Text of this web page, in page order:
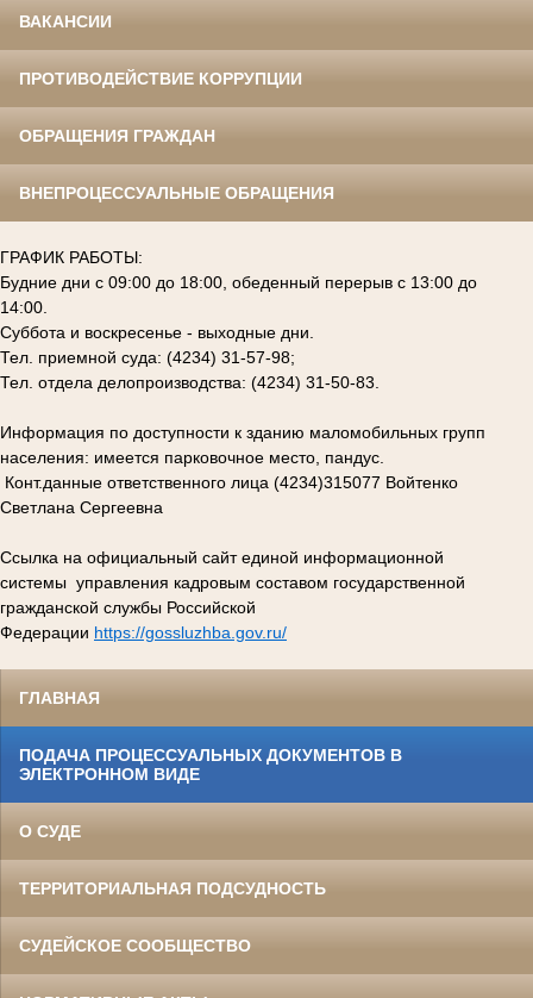
ВАКАНСИИ
ПРОТИВОДЕЙСТВИЕ КОРРУПЦИИ
ОБРАЩЕНИЯ ГРАЖДАН
ВНЕПРОЦЕССУАЛЬНЫЕ ОБРАЩЕНИЯ
ГРАФИК РАБОТЫ:
Будние дни с 09:00 до 18:00, обеденный перерыв с 13:00 до
14:00.
Суббота и воскресенье - выходные дни.
Тел. приемной суда: (4234) 31-57-98;
Тел. отдела делопроизводства: (4234) 31-50-83.
Информация по доступности к зданию маломобильных групп
населения: имеется парковочное место, пандус.
Конт.данные ответственного лица (4234)315077 Войтенко
Светлана Сергеевна
Ссылка на официальный сайт единой информационной
системы управления кадровым составом государственной
гражданской службы Российской
Федерации https://gossluzhba.gov.ru/
ГЛАВНАЯ
ПОДАЧА ПРОЦЕССУАЛЬНЫХ ДОКУМЕНТОВ В
ЭЛЕКТРОННОМ ВИДЕ
О СУДЕ
ТЕРРИТОРИАЛЬНАЯ ПОДСУДНОСТЬ
СУДЕЙСКОЕ СООБЩЕСТВО